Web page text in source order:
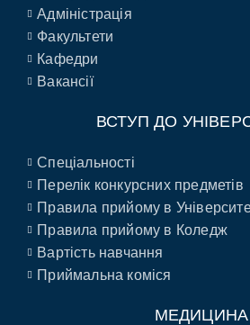
Адміністрація
Факультети
Кафедри
Вакансії
ВСТУП ДО
Спеціальності
Перелік конкурсних предметів
Правила прийому в
Правила прийому в Коледж
Вартість навчання
Приймальна коміся
МЕДИЦИНА